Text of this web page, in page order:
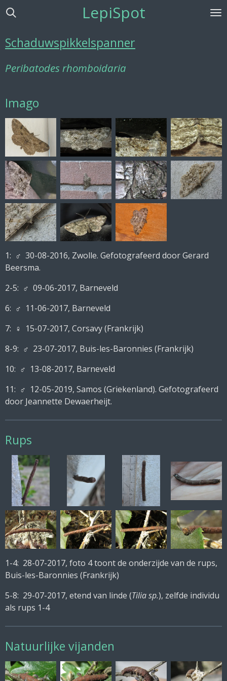
Ga
de
LepiSpot
Schaduwspikkelspanner
Peribatodes rhomboidaria
Imago
1: ♂ 30-08-2016, Zwolle. Gefotografeerd door Gerard
Beersma.
2-5: ♂ 09-06-2017, Barneveld
6: ♂ 11-06-2017, Barneveld
7: ♀ 15-07-2017, Corsavy (Frankrijk)
8-9: ♂ 23-07-2017, Buis-les-Baronnies (Frankrijk)
10: ♂ 13-08-2017, Barneveld
11: ♂ 12-05-2019, Samos (Griekenland). Gefotografeerd
door Jeannette Dewaerheijt.
Rups
1-4: 28-07-2017, foto 4 toont de onderzijde van de rups,
Buis-les-Baronnies (Frankrijk)
5-8: 29-07-2017, etend van linde (Tilia sp.), zelfde individu
als rups 1-4
Natuurlijke vijanden